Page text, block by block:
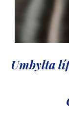
Umbylta